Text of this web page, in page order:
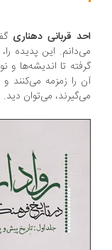
قربانی دهناریگفت: من
این پدیده را، در
تا اندیشه‌ها و
را زمزمه می‌كنند و در
می‌توان دید.